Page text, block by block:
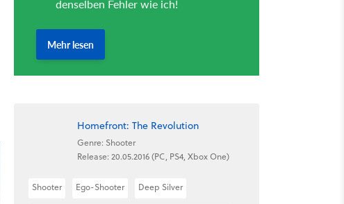
Homefront: The Revolution
Genre: Shooter
Release: 20.05.2016 (PC, PS4, Xbox One)
Shooter Ego-Shooter Deep Silver